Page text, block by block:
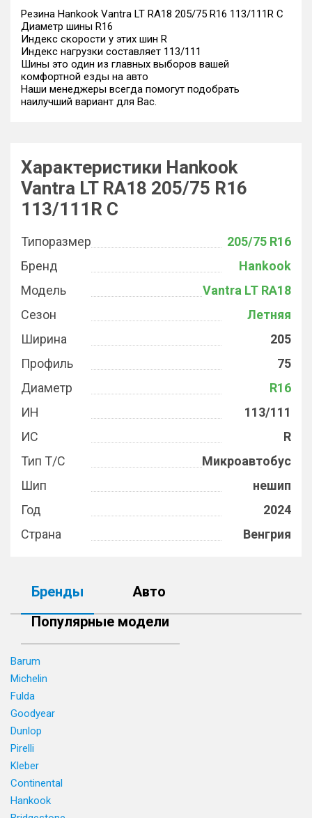
Резина Hankook Vantra LT RA18 205/75 R16 113/111R C
Диаметр шины R16
Индекс скорости у этих шин R
Индекс нагрузки составляет 113/111
Шины это один из главных выборов вашей
комфортной езды на авто
Наши менеджеры всегда помогут подобрать
наилучший вариант для Вас.
Характеристики Hankook
Vantra LT RA18 205/75 R16
113/111R C
Типоразмер
205/75 R16
Бренд
Hankook
Модель
Vantra LT RA18
Сезон
Летняя
Ширина
205
Профиль
75
Диаметр
R16
ИН
113/111
ИС
R
Тип Т/С
Микроавтобус
Шип
нешип
Год
2024
Страна
Венгрия
Бренды
Авто
Популярные модели
Barum
Michelin
Fulda
Goodyear
Dunlop
Pirelli
Kleber
Continental
Hankook